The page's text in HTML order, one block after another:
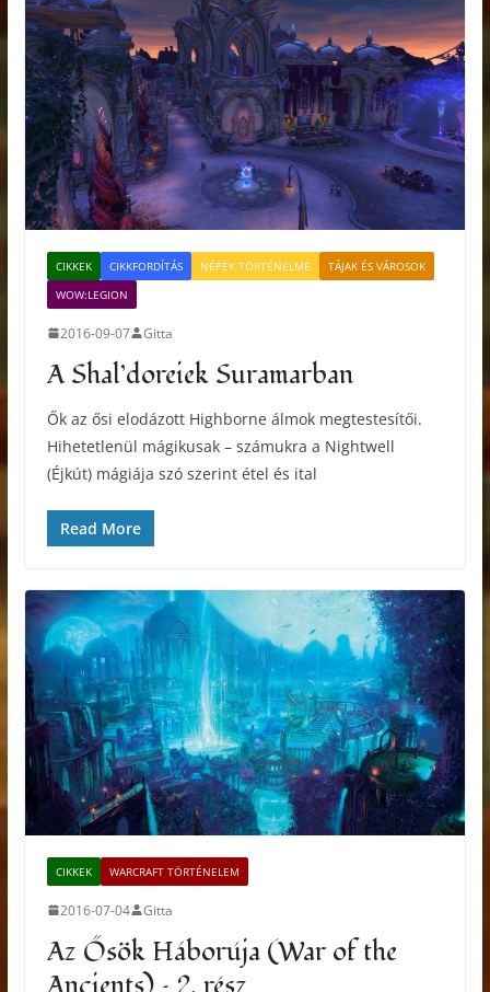
CIKKEK CIKKFORDÍTÁS NÉPEK TÖRTÉNELME
TÁJAK ÉS VÁROSOK
WOW:LEGION
2016-09-07 Gitta
A Shal’doreiek Suramarban
Ők az ősi elodázott Highborne álmok megtestesítői.
Hihetetlenül mágikusak – számukra a Nightwell
(Éjkút) mágiája szó szerint étel és ital
Read More
CIKKEK WARCRAFT TÖRTÉNELEM
2016-07-04 Gitta
Az Ősök Háborúja (War of the